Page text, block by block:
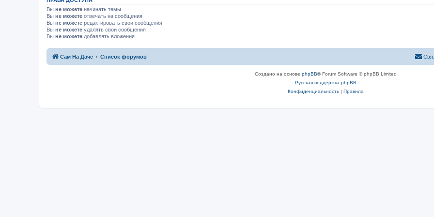
ы
Вы не можете начинать темы
Вы не можете отвечать на сообщения
Вы не можете редактировать свои сообщения
Вы не можете удалять свои сообщения
Вы не можете добавлять вложения
Сам На Даче Список форумов
Создано на основе phpBB® Forum Software © phpBB Limited
Русская поддержка phpBB
Конфиденциальность| Правила